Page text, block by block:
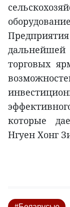
торговых
которые
Нгуен Хонг